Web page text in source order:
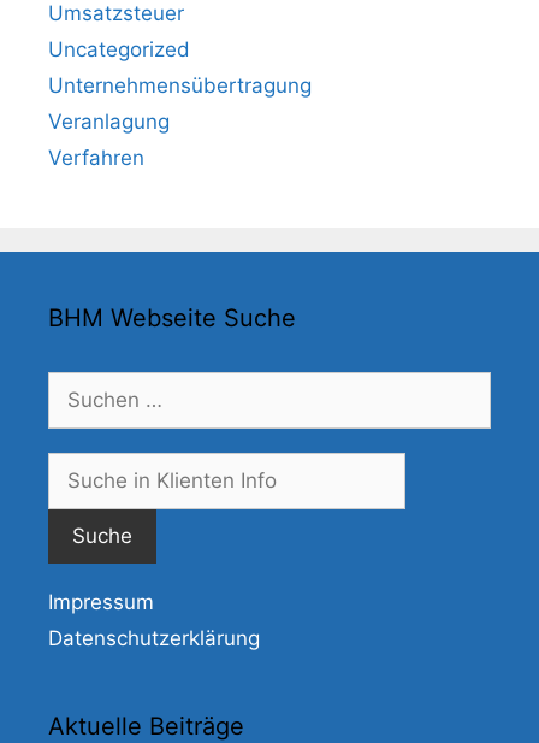
Umsatzsteuer
Uncategorized
Unternehmensübertragung
Veranlagung
Verfahren
BHM Webseite Suche
Suchen
nach:
Impressum
Datenschutzerklärung
Aktuelle Beiträge